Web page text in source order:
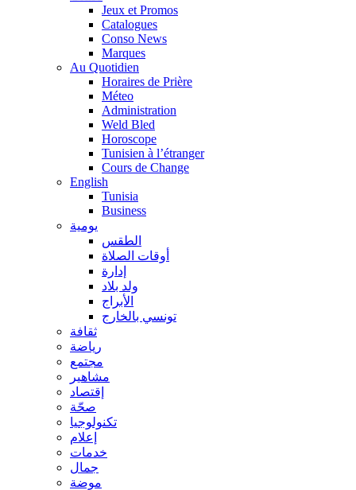
Jeux et Promos
Catalogues
Conso News
Marques
Au Quotidien
Horaires de Prière
Méteo
Administration
Weld Bled
Horoscope
Tunisien à l’étranger
Cours de Change
English
Tunisia
Business
يومية
الطقس
أوقات الصلاة
إدارة
ولد بلاد
الأبراج
تونسي بالخارج
ثقافة
رياضة
مجتمع
مشاهير
إقتصاد
صحّة
تكنولوجيا
إعلام
خدمات
جمال
موضة